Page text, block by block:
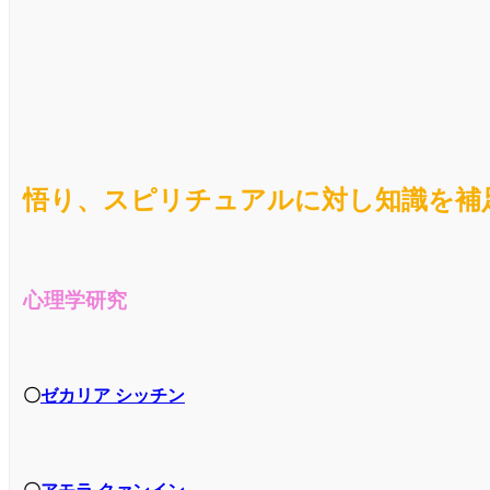
悟り、スピリチュアルに対し知識を補
心理学研究
〇ゼカリア シッチン